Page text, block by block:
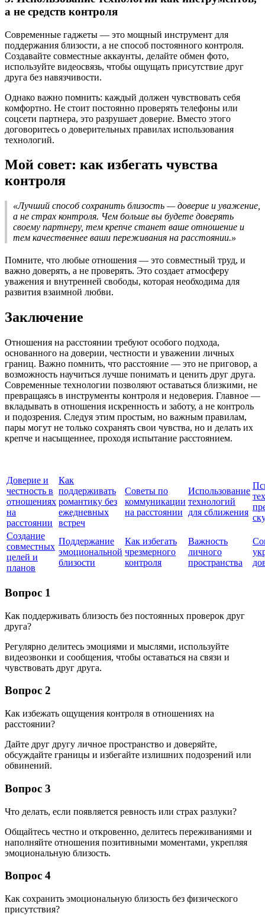
а не средств контроля
Современные гаджеты — это мощный инструмент для
поддержания близости, а не способ постоянного контроля.
Создавайте совместные аккаунты, делайте обмен фото,
используйте видеосвязь, чтобы ощущать присутствие друг
друга без навязчивости.
Однако важно помнить: каждый должен чувствовать себя
комфортно. Не стоит постоянно проверять телефоны или
соцсети партнера, это разрушает доверие. Вместо этого
договоритесь о доверительных правилах использования
технологий.
Мой совет: как избегать чувства
контроля
«Лучший способ сохранить близость — доверие и уважение,
а не страх контроля. Чем больше вы будете доверять
своему партнеру, тем крепче станет ваше отношение и
тем качественнее ваши переживания на расстоянии.»
Помните, что любые отношения — это совместный труд, и
важно доверять, а не проверять. Это создает атмосферу
уважения и внутренней свободы, которая необходима для
развития взаимной любви.
Заключение
Отношения на расстоянии требуют особого подхода,
основанного на доверии, честности и уважении личных
границ. Важно помнить, что расстояние — это не приговор, а
возможность научиться лучше понимать и ценить друг друга.
Современные технологии позволяют оставаться близкими, не
превращаясь в инструменты контроля и недоверия. Главное —
вкладывать в отношения искренность и заботу, а не контроль
и подозрения. Следуя этим простым, но важным правилам,
пары могут не только сохранять свои чувства, но и делать их
крепче и насыщеннее, проходя испытание расстоянием.
Доверие и
честность в
отношениях
на
расстоянии
Как
поддерживать
романтику без
ежедневных
встреч
Советы по
коммуникации
на расстоянии
Использование
технологий
для сближения
Создание
совместных
целей и
планов
Поддержание
эмоциональной
близости
Как избегать
чрезмерного
контроля
Важность
личного
пространства
Вопрос 1
Как поддерживать близость без постоянных проверок друг
друга?
Регулярно делитесь эмоциями и мыслями, используйте
видеозвонки и сообщения, чтобы оставаться на связи и
чувствовать друг друга.
Вопрос 2
Как избежать ощущения контроля в отношениях на
расстоянии?
Дайте друг другу личное пространство и доверяйте,
обсуждайте границы и избегайте излишних подозрений или
обвинений.
Вопрос 3
Что делать, если появляется ревность или страх разлуки?
Общайтесь честно и откровенно, делитесь переживаниями и
наполняйте отношения позитивными моментами, укрепляя
эмоциональную близость.
Вопрос 4
Как сохранить эмоциональную близость без физического
присутствия?